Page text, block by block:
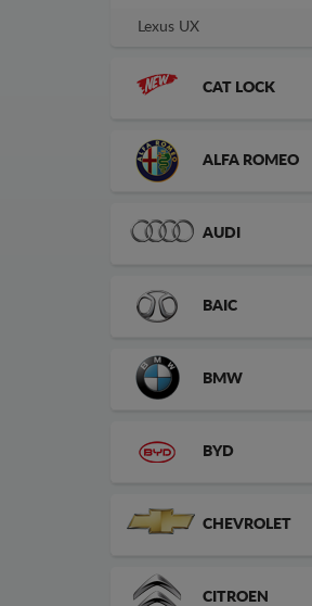
Lexus UX
CAT LOCK
ALFA ROMEO
AUDI
BAIC
BMW
BYD
CHEVROLET
CITROEN